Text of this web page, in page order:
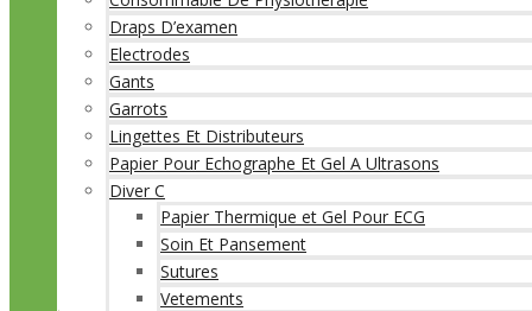
Draps D’examen
Electrodes
Gants
Garrots
Lingettes Et Distributeurs
Papier Pour Echographe Et Gel A Ultrasons
Diver C
Papier Thermique et Gel Pour ECG
Soin Et Pansement
Sutures
Vetements